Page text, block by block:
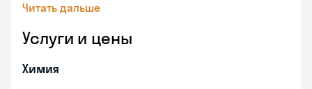
Читать дальше
Услуги и цены
Химия